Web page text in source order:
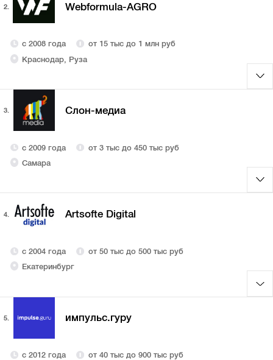
2. Webformula-AGRO
с 2008 года
от 15 тыс до 1 млн руб
Краснодар, Руза
3. Слон-медиа
с 2009 года
от 3 тыс до 450 тыс руб
Самара
4. Artsofte Digital
с 2004 года
от 50 тыс до 500 тыс руб
Екатеринбург
5. импульс.гуру
с 2012 года
от 40 тыс до 900 тыс руб